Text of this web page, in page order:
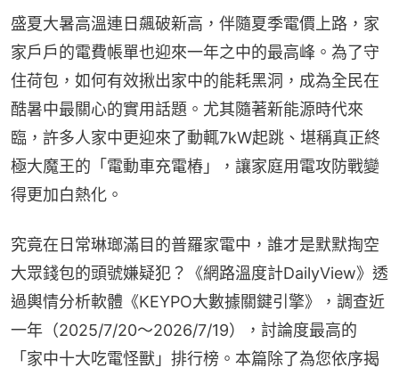
盛夏大暑高溫連日飆破新高，伴隨夏季電價上路，家
家戶戶的電費帳單也迎來一年之中的最高峰。為了守
住荷包，如何有效揪出家中的能耗黑洞，成為全民在
酷暑中最關心的實用話題。尤其隨著新能源時代來
臨，許多人家中更迎來了動輒7kW起跳、堪稱真正終
極大魔王的「電動車充電樁」，讓家庭用電攻防戰變
得更加白熱化。
究竟在日常琳瑯滿目的普羅家電中，誰才是默默掏空
大眾錢包的頭號嫌疑犯？《網路溫度計DailyView》透
過輿情分析軟體《KEYPO大數據關鍵引擎》，調查近
一年（2025/7/20～2026/7/19），討論度最高的
「家中十大吃電怪獸」排行榜。本篇除了為您依序揭